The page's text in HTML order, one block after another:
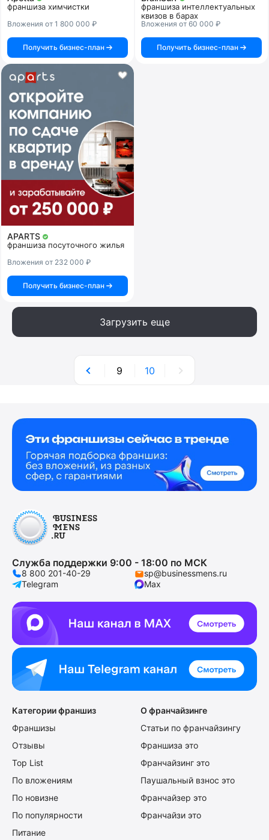
франшиза химчистки
Вложения от 1 800 000 ₽
Получить бизнес-план
франшиза интеллектуальных
квизов в барах
Вложения от 60 000 ₽
Получить бизнес-план
APARTS
франшиза посуточного жилья
Вложения от 232 000 ₽
Получить бизнес-план
Загрузить еще
9 10
Служба поддержки 9:00 - 18:00 по МСК
8 800 201-40-29
sp@businessmens.ru
Telegram
Max
Категории франшиз
Франшизы
Отзывы
Top List
По вложениям
По новизне
По популярности
Питание
О франчайзинге
Статьи по франчайзингу
Франшиза это
Франчайзинг это
Паушальный взнос это
Франчайзер это
Франчайзи это